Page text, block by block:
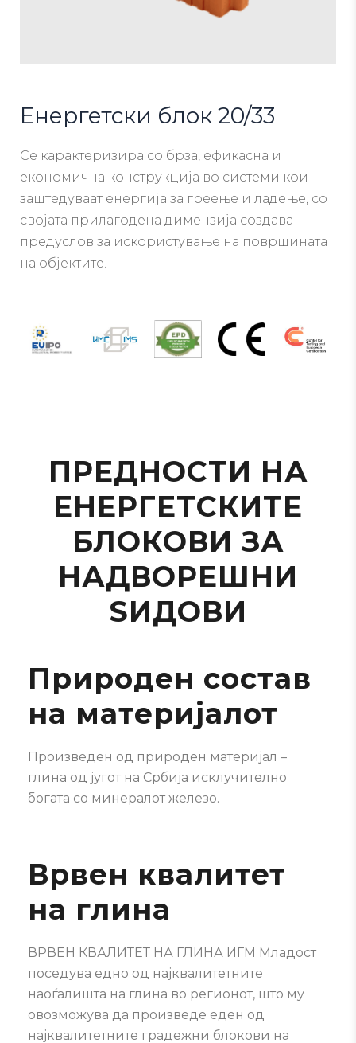
Енергетски блок 20/33
Се карактеризира со брза, ефикасна и
економична конструкција во системи кои
заштедуваат енергија за греење и ладење, со
својата прилагодена димензија создава
предуслов за искористување на површината
на објектите.
ПРЕДНОСТИ НА
ЕНЕРГЕТСКИТЕ
БЛОКОВИ ЗА
НАДВОРЕШНИ
ЅИДОВИ
Природен состав
на материјалот
Произведен од природен материјал –
глина од југот на Србија исклучително
богата со минералот железо.
Врвен квалитет
на глина
ВРВЕН КВАЛИТЕТ НА ГЛИНА ИГМ Младост
поседува едно од најквалитетните
наоѓалишта на глина во регионот, што му
овозможува да произведе еден од
најквалитетните градежни блокови на